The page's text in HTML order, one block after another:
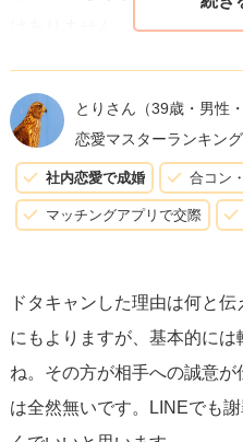
ドタキャンはさまざまな理
感じたり気にしすぎたりする
罪をされていて、その後もデ
で、男性との関係は悪くな
もし今後も同じ理由で、ド
や気圧（天気）の変化での頭
とりさん （39歳・男性
恋愛マスターランキング
社内恋愛で成婚 合コン
マッチングアプリで交際
ドタキャンした理由は何と
にもよりますが、基本的に
ね。その方が相手への誠意
は全然無いです。LINEでも